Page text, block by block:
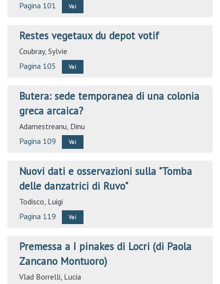
Pagina 101
Vai
Restes vegetaux du depot votif
Coubray, Sylvie
Pagina 105
Vai
Butera: sede temporanea di una colonia
greca arcaica?
Adamestreanu, Dinu
Pagina 109
Vai
Nuovi dati e osservazioni sulla "Tomba
delle danzatrici di Ruvo"
Todisco, Luigi
Pagina 119
Vai
Premessa a I pinakes di Locri (di Paola
Zancano Montuoro)
Vlad Borrelli, Lucia